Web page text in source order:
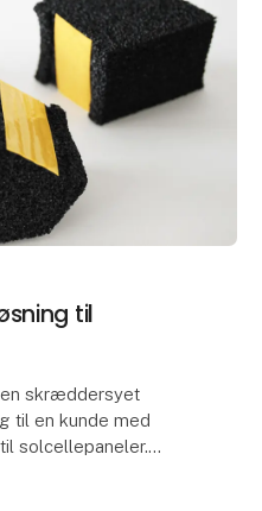
til
en skræddersyet
til en kunde med
solcellepaneler.